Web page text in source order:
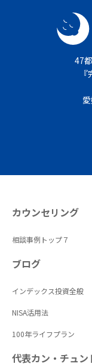
47
カウンセリング
相談事例トップ７
ブログ
インデックス投資全般
NISA活用法
100年ライフプラン
代表カン・チュン